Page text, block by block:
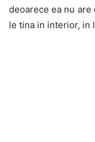
deoarece ea nu are
le tina in interior, in